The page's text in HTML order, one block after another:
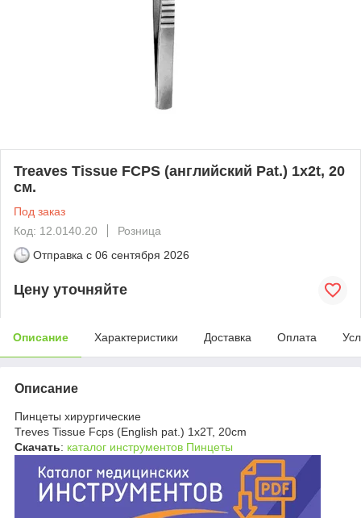
Treaves Tissue FCPS (английский Pat.) 1x2t, 20
см.
Под заказ
Код: 12.0140.20
Розница
Отправка с 06 сентября 2026
Цену уточняйте
Описание Характеристики Доставка Оплата
Описание
Пинцеты хирургические
Treves Tissue Fcps (English pat.) 1x2T, 20cm
Скачать: каталог инструментов Пинцеты